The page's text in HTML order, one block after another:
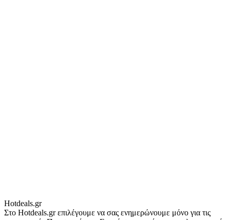
Hotdeals.gr
Στο Hotdeals.gr επιλέγουμε να σας ενημερώνουμε μόνο για τις